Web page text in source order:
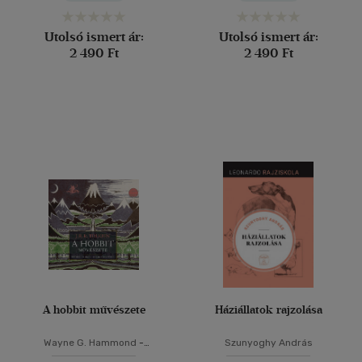
Utolsó ismert ár:
2 490 Ft
Utolsó ismert ár:
2 490 Ft
A hobbit művészete
Wayne G. Hammond -
Háziállatok rajzolása
Szunyoghy András